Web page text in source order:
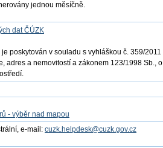
jednou měsíčně.
dat ČÚZK
poskytován v souladu s vyhláškou č. 359/2011
adres a nemovitostí a zákonem 123/1998 Sb., o
- výběr nad mapou
e-mail: cuzk.helpdesk@cuzk.gov.cz